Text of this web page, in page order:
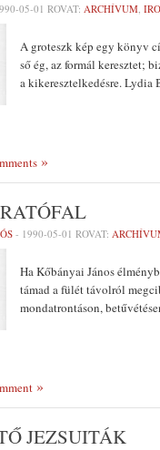
05-01 ROVAT: ARCHÍVUM,
A groteszk kép egy könyv
ső ég, az formál keresztet;
a kikeresztelkedésre. Lydia
- 1990-05-01 ROVAT:
Ha Kőbányai János
tá­mad a fülét távolról
mon­datrontáson,
JEZSUITÁK